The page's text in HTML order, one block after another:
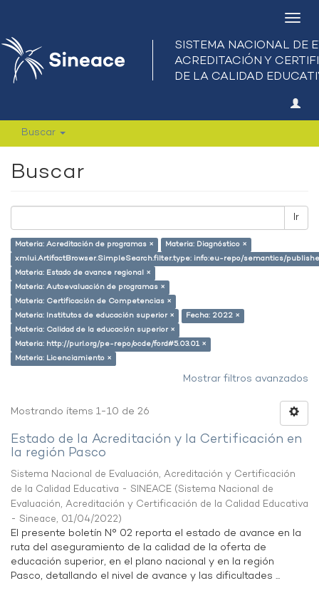
Buscar
Buscar
Ir
Materia: Acreditación de programas ×
Materia: Diagnóstico ×
xmlui.ArtifactBrowser.SimpleSearch.filter.type: info:eu-repo/semantics/
Materia: Estado de avance regional ×
Materia: Autoevaluación de programas ×
Materia: Certificación de Competencias ×
Materia: Institutos de educación superior ×
Fecha: 2022 ×
Materia: Calidad de la educación superior ×
Materia: http://purl.org/pe-repo/ocde/ford#5.03.01 ×
Materia: Licenciamiento ×
Mostrar filtros avanzados
Mostrando ítems 1-10 de 26
Estado de la Acreditación y la Certificación en
la región Pasco
Sistema Nacional de Evaluación, Acreditación y Certificación
de la Calidad Educativa - SINEACE (Sistema Nacional de
Evaluación, Acreditación y Certificación de la Calidad Educativa
- Sineace, 01/04/2022)
El presente boletín N° 02 reporta el estado de avance en la
ruta del aseguramiento de la calidad de la oferta de
educación superior, en el plano nacional y en la región
Pasco, detallando el nivel de avance y las dificultades ...